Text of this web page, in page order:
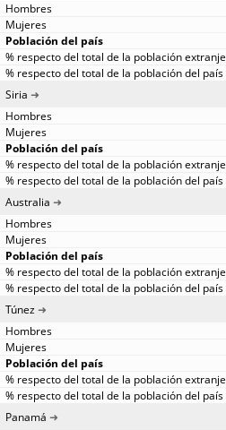
Siria
Australia
Túnez
Panamá